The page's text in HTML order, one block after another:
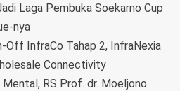
Laga Pembuka Soekarno Cup
nya
Off InfraCo Tahap 2, InfraNexia
Connectivity
RS Prof. dr. Moeljono